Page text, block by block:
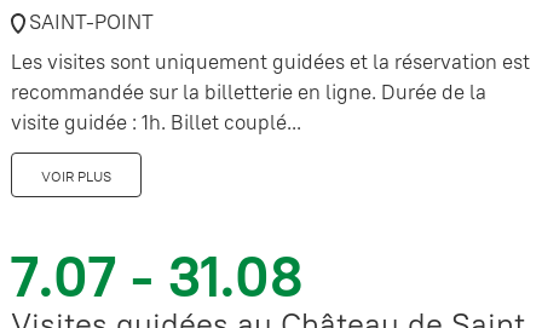
SAINT-POINT
Les visites sont uniquement guidées et la réservation est
recommandée sur la billetterie en ligne. Durée de la
visite guidée : 1h. Billet couplé...
VOIR PLUS
7.07 - 31.08